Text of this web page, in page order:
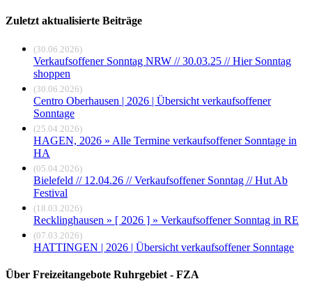
Zuletzt aktualisierte Beiträge
(30.06.2026)
Verkaufsoffener Sonntag NRW // 30.03.25 // Hier Sonntag
shoppen
(30.06.2026)
Centro Oberhausen | 2026 | Übersicht verkaufsoffener
Sonntage
(25.04.2026)
HAGEN, 2026 » Alle Termine verkaufsoffener Sonntage in
HA
(05.04.2026)
Bielefeld // 12.04.26 // Verkaufsoffener Sonntag // Hut Ab
Festival
(18.03.2026)
Recklinghausen » [ 2026 ] » Verkaufsoffener Sonntag in RE
(07.03.2026)
HATTINGEN | 2026 | Übersicht verkaufsoffener Sonntage
Über Freizeitangebote Ruhrgebiet - FZA